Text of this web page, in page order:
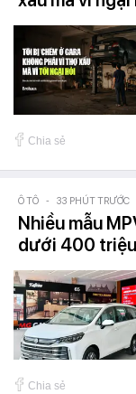
Chia sẻ
Ô TÔ - 33 PHÚT TRƯỚC
Nhiều mẫu
dưới 400
Chia sẻ